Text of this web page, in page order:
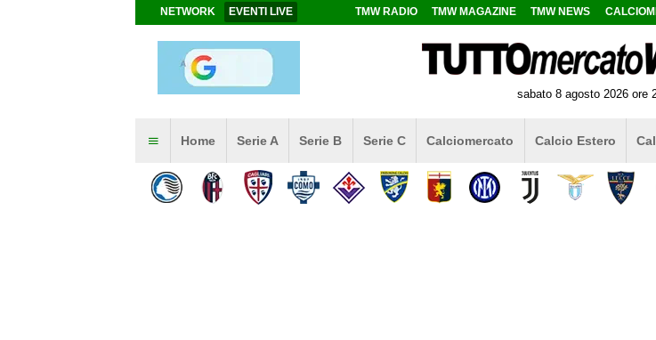
NETWORK EVENTI LIVE TMW RADIO TMW MAGAZINE TMW NEWS
sabato 8 agosto 2026 ore
Home Serie A Serie B Serie C Calciomercato Calcio Estero